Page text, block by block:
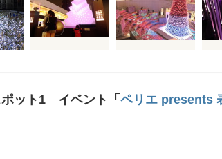
ポット1 イベント「 ペリエ presents